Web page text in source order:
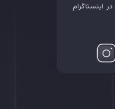
در اینستاگرام